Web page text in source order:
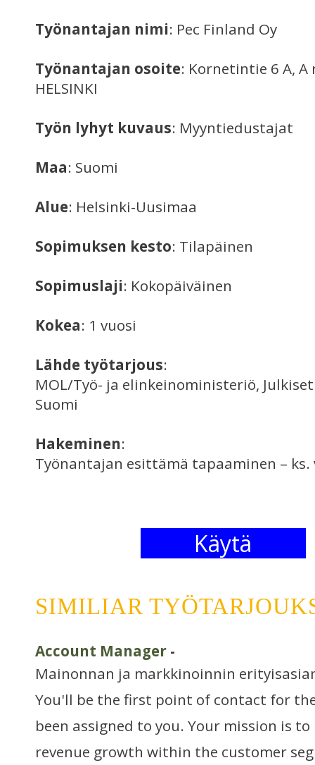
Työnantajan nimi: Pec Finland Oy
Työnantajan osoite: Kornetintie 6 A,
HELSINKI
Työn lyhyt kuvaus: Myyntiedustajat
Maa: Suomi
Alue: Helsinki-Uusimaa
Sopimuksen kesto: Tilapäinen
Sopimuslaji: Kokopäiväinen
Kokea: 1 vuosi
Lähde työtarjous:
MOL/Työ- ja elinkeinoministeriö,
Suomi
Hakeminen:
Työnantajan esittämä tapaaminen –
Käytä
SIMILIAR
Account Manager -
Mainonnan ja markkinoinnin
You'll be the first point of contact for
been assigned to you. Your mission is
revenue growth within the customer